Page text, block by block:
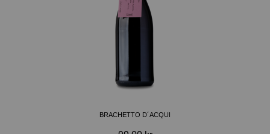
BRACHETTO D´ACQUI